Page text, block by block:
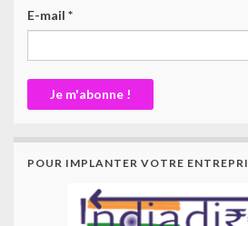
E-mail *
POUR IMPLANTER VOTRE